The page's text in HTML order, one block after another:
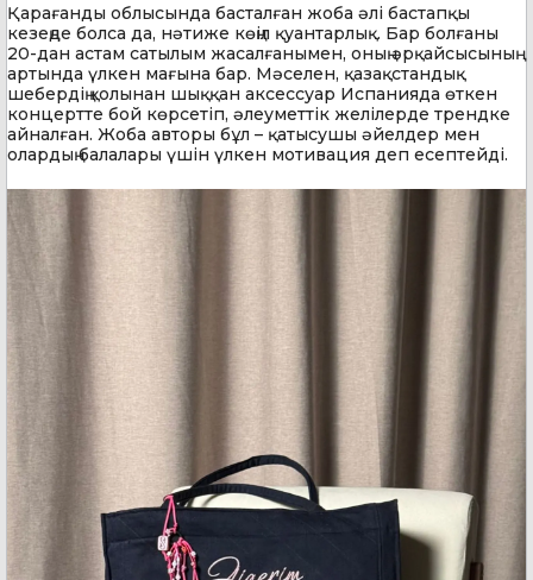
Қарағанды облысында басталған жоба әлі бастапқы
кезеңде болса да, нәтиже көңіл қуантарлық. Бар болғаны
20-дан астам сатылым жасалғанымен, оның әрқайсысының
артында үлкен мағына бар. Мәселен, қазақстандық
шебердің қолынан шыққан аксессуар Испанияда өткен
концертте бой көрсетіп, әлеуметтік желілерде трендке
айналған. Жоба авторы бұл – қатысушы әйелдер мен
олардың балалары үшін үлкен мотивация деп есептейді.